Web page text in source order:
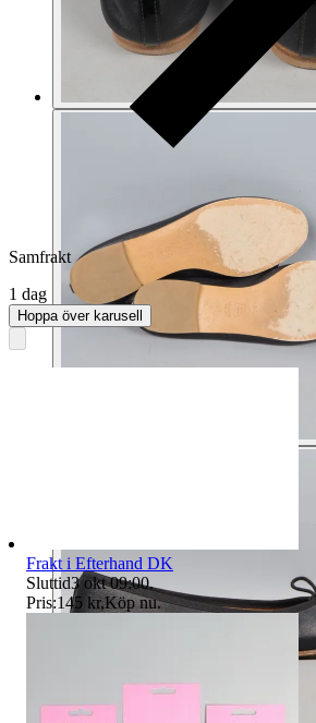
Samfrakt
1 dag
Hoppa över karusell
Frakt i Efterhand DK
Sluttid3 okt 09:00.
Pris:145 kr,Köp nu.